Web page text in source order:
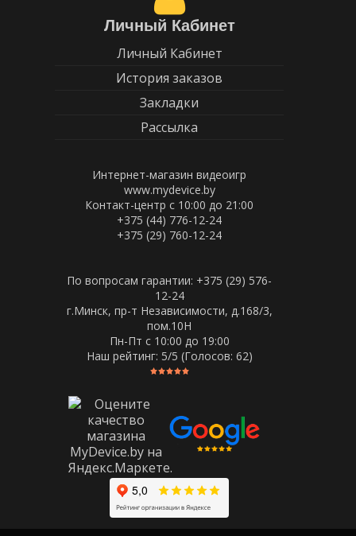
Личный Кабинет
Личный Кабинет
История заказов
Закладки
Рассылка
Интернет-магазин видеоигр
www.mydevice.by
Контакт-центр с 10:00 до 21:00
+375 (44) 776-12-24
+375 (29) 760-12-24
По вопросам гарантии: +375 (29) 576-
12-24
г.Минск, пр-т Независимости, д.168/3,
пом.10Н
Пн-Пт c 10:00 до 19:00
Наш рейтинг: 5/5 (Голосов: 62)